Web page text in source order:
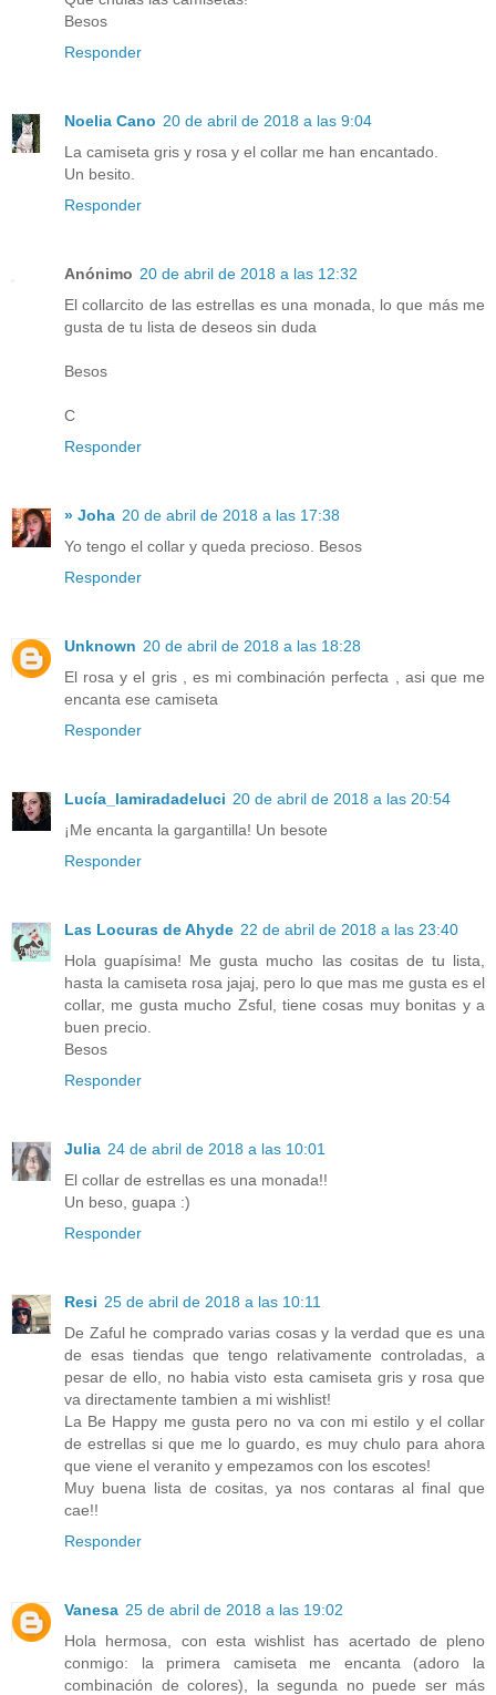
Besos
Responder
Noelia Cano 20 de abril de 2018 a las 9:04
La camiseta gris y rosa y el collar me han encantado.
Un besito.
Responder
Anónimo 20 de abril de 2018 a las 12:32
El collarcito de las estrellas es una monada, lo que más me
gusta de tu lista de deseos sin duda
Besos
C
Responder
» Joha 20 de abril de 2018 a las 17:38
Yo tengo el collar y queda precioso. Besos
Responder
Unknown 20 de abril de 2018 a las 18:28
El rosa y el gris , es mi combinación perfecta , asi que me
encanta ese camiseta
Responder
Lucía_lamiradadeluci 20 de abril de 2018 a las 20:54
¡Me encanta la gargantilla! Un besote
Responder
Las Locuras de Ahyde 22 de abril de 2018 a las 23:40
Hola guapísima! Me gusta mucho las cositas de tu lista,
hasta la camiseta rosa jajaj, pero lo que mas me gusta es el
collar, me gusta mucho Zsful, tiene cosas muy bonitas y a
buen precio.
Besos
Responder
Julia 24 de abril de 2018 a las 10:01
El collar de estrellas es una monada!!
Un beso, guapa :)
Responder
Resi 25 de abril de 2018 a las 10:11
De Zaful he comprado varias cosas y la verdad que es una
de esas tiendas que tengo relativamente controladas, a
pesar de ello, no habia visto esta camiseta gris y rosa que
va directamente tambien a mi wishlist!
La Be Happy me gusta pero no va con mi estilo y el collar
de estrellas si que me lo guardo, es muy chulo para ahora
que viene el veranito y empezamos con los escotes!
Muy buena lista de cositas, ya nos contaras al final que
cae!!
Responder
Vanesa 25 de abril de 2018 a las 19:02
Hola hermosa, con esta wishlist has acertado de pleno
conmigo: la primera camiseta me encanta (adoro la
combinación de colores), la segunda no puede ser más